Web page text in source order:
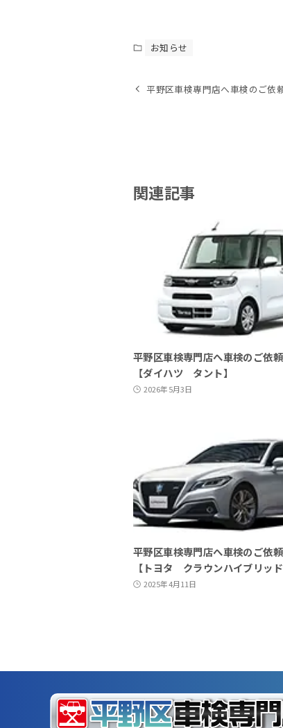
お知らせ
平野区車検専門店へ車検のご依
関連記事
平野区車検専門店へ車検のご依
【ダイハツ タント】
2026年5月3日
平野区車検専門店へ車検のご依
【トヨタ クラウンハイブリッド
2025年4月11日